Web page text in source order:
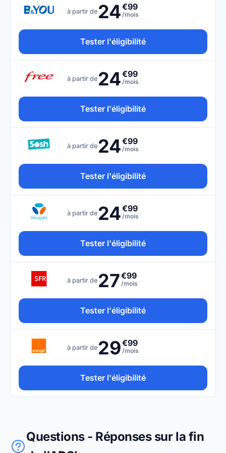
à partir de 24€99
/mois
Tester l'éligibilité
à partir de 24€99
/mois
Tester l'éligibilité
à partir de 24€99
/mois
Tester l'éligibilité
à partir de 24€99
/mois
Tester l'éligibilité
à partir de 27€99
/mois
Tester l'éligibilité
à partir de 29€99
/mois
Tester l'éligibilité
Questions - Réponses sur la fin